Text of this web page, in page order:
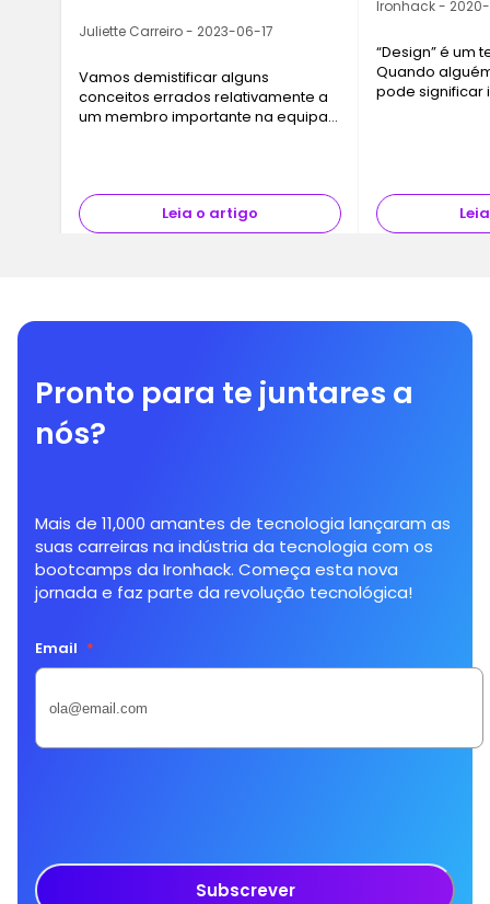
Juliette Carreiro - 2023-06-17
Vamos demistificar alguns
conceitos errados relativamente a
um membro importante na equipa
Leia o artigo
Ironhack -
“Design” é um
Quando
pode significar
Pronto para te juntares a
nós?
Mais de 11,000 amantes de tecnologia lançaram as
suas carreiras na indústria da tecnologia com os
bootcamps da Ironhack. Começa esta nova
jornada e faz parte da revolução tecnológica!
Email *
Subscrever